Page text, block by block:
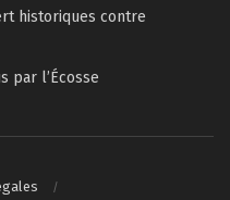
historiques contre
par l’Écosse